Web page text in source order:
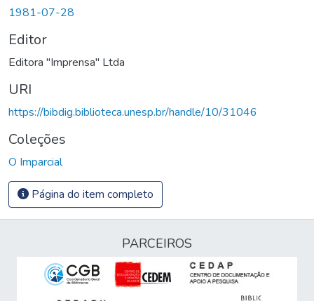
1981-07-28
Editor
Editora "Imprensa" Ltda
URI
https://bibdig.biblioteca.unesp.br/handle/10/31046
Coleções
O Imparcial
Página do item completo
PARCEIROS